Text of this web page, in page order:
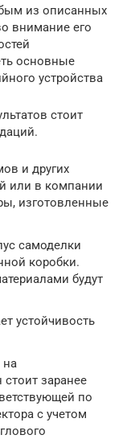
из описанных
внимание его
основные
устройства
стоит
и других
или в компании
изготовленные
самоделки
коробки.
будут
устойчивость
заранее
по
с учетом